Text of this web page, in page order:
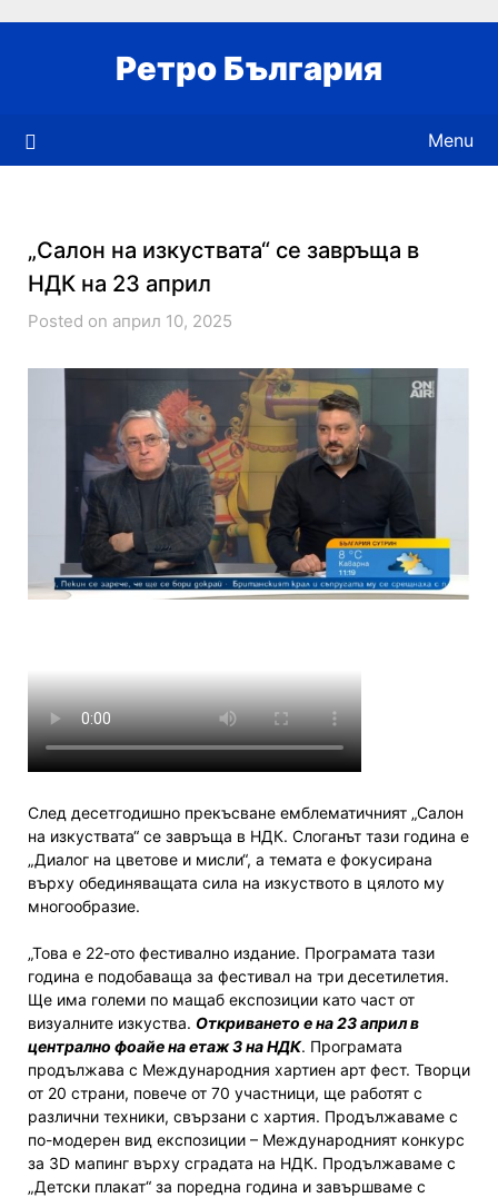
Ретро България
Menu
„Салон на изкуствата“ се завръща в
НДК на 23 април
Posted on април 10, 2025
След десетгодишно прекъсване емблематичният „Салон
на изкуствата“ се завръща в НДК. Слоганът тази година е
„Диалог на цветове и мисли“, а темата е фокусирана
върху обединяващата сила на изкуството в цялото му
многообразие.
„Това е 22-ото фестивално издание. Програмата тази
година е подобаваща за фестивал на три десетилетия.
Ще има големи по мащаб експозиции като част от
визуалните изкуства. Откриването е на 23 април в
централно фоайе на етаж 3 на НДК. Програмата
продължава с Международния хартиен арт фест. Творци
от 20 страни, повече от 70 участници, ще работят с
различни техники, свързани с хартия. Продължаваме с
по-модерен вид експозиции – Международният конкурс
за 3D мапинг върху сградата на НДК. Продължаваме с
„Детски плакат“ за поредна година и завършваме с